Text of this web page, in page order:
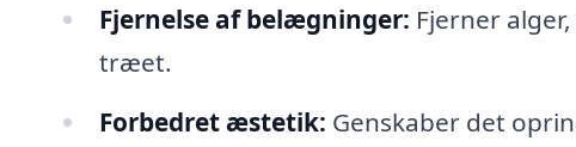
Fjernelse af belægninger: Fjerner
træet.
Forbedret æstetik: Genskaber det